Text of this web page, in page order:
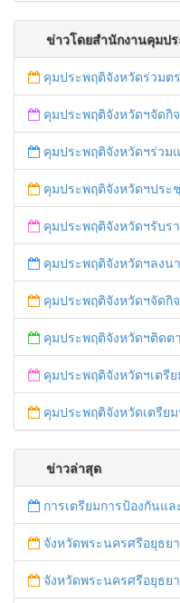
ข่าวโดยสำนักงานคุมป
คุมประพฤติจังหวัดร่วมต
คุมประพฤติจังหวัดฯจัดกิจ
คุมประพฤติจังหวัดฯร่วมแสดงคว
คุมประพฤติจังหวัดฯประชุมคณ
คุมประพฤติจังหวัดฯรับรายงา
คุมประพฤติจังหวัดฯลงนา
คุมประพฤติจังหวัดฯจัดกิ
คุมประพฤติจังหวัดฯติดตาม
คุมประพฤติจังหวัดฯเตรี
คุมประพฤติจังหวัดเตรีย
ข่าวล่าสุด
การเตรียมการป้องกันแล
จังหวัดพระนครศรีอยุธยา บูรณาการหน่วยงานที่เกี่ยวข้อง ลงพื้นที่จัดระเบียบและดำเนินมาตรการตามบทลงโทษสูงสุดกั
จังหวัดพระนครศรีอยุธยา ปล่อยแถวตำรวจ ทหาร ฝ่ายปกครอง กว่า 100 นาย ตรวจเข้มท่าร